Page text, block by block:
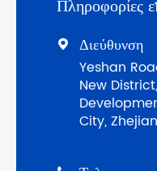
Πληροφορίες
 Διεύθυνση
Yeshan
New
City,